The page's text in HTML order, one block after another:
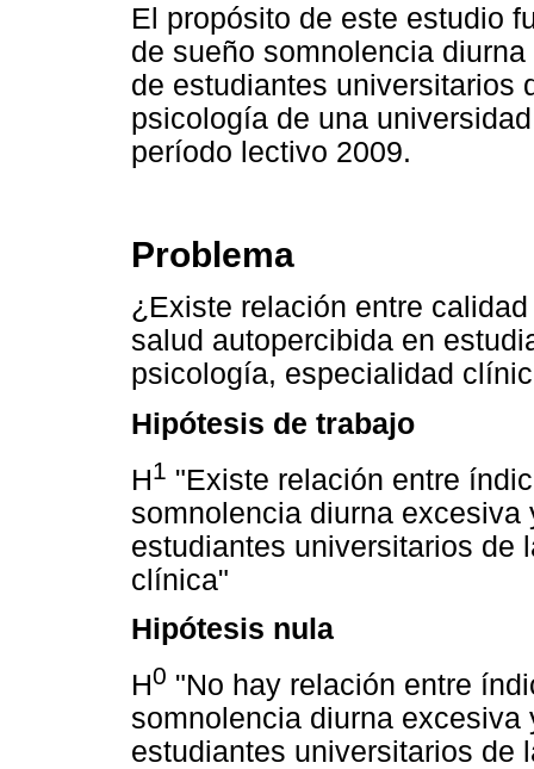
El propósito de este estudio
de sueño somnolencia
de estudiantes universitarios
psicología de una
período lectivo 2009.
Problema
¿Existe relación entre
salud autopercibida en
psicología, especialidad
Hipótesis de trabajo
H1 "Existe relación entre
somnolencia diurna
estudiantes universitarios de
clínica"
Hipótesis nula
H0 "No hay relación entre
somnolencia diurna
estudiantes universitarios de